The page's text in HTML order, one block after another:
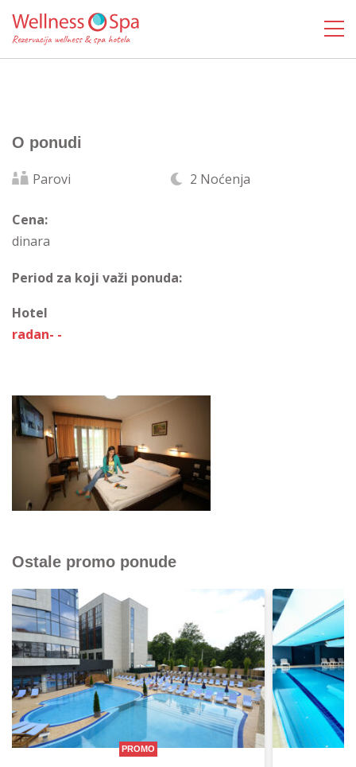
O ponudi
Parovi 2 Noćenja
Cena:
dinara
Period za koji važi ponuda:
Hotel
radan- -
Ostale promo ponude
PROMO